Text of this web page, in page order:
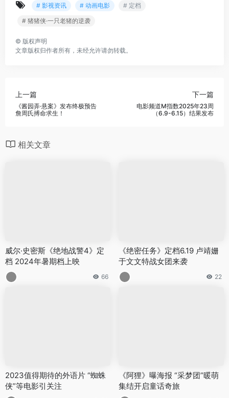
# 影视资讯 # 动画电影
# 定档
# 猪猪侠·一只老猪的逆袭
© 版权声明
文章版权归作者所有，未经允许请勿转载。
上一篇
《酱园弄·悬案》发布终极预告
詹周氏搏命求生！
下一篇
电影频道M指数2025年23周
（6.9-6.15）结果发布
相关文章
威尔·史密斯《绝地战警4》定
档 2024年暑期档上映
66
《绝密任务》定档6.19 卢靖姗
于文文特战女团来袭
22
2023值得期待的外语片 “蜘蛛
侠”等电影引关注
《阿狸》曝海报 “采梦团”暖萌
集结开启童话奇旅